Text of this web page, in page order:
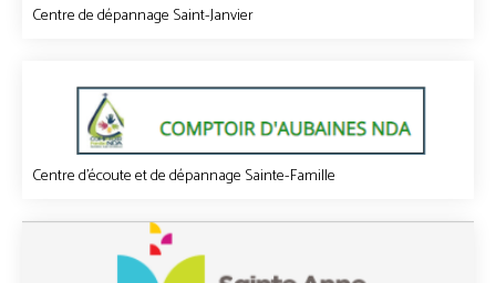
Centre de dépannage Saint-Janvier
Centre d'écoute et de dépannage Sainte-Famille